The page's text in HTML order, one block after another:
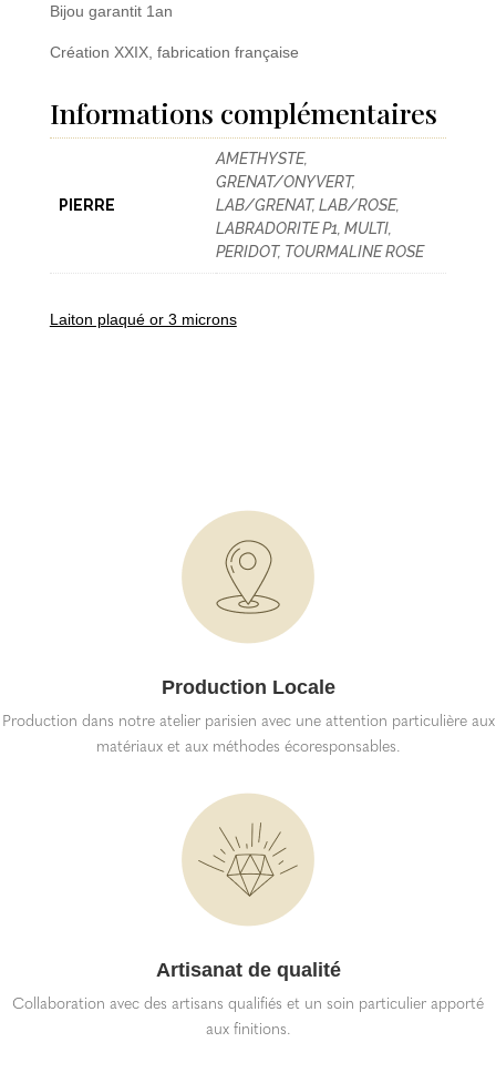
Bijou garantit 1an
Création XXIX, fabrication française
Informations complémentaires
PIERRE
AMETHYSTE,
GRENAT/ONYVERT,
LAB/GRENAT, LAB/ROSE,
LABRADORITE P1, MULTI,
PERIDOT, TOURMALINE ROSE
Laiton plaqué or 3 microns
Production Locale
Production dans notre atelier parisien avec une attention particulière aux
matériaux et aux méthodes écoresponsables.
Artisanat de qualité
Collaboration avec des artisans qualifiés et un soin particulier apporté
aux finitions.